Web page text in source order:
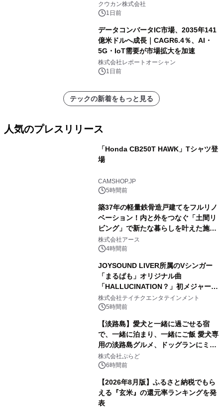
クウカン株式会社
1日前
データコンバータIC市場、2035年141
億米ドルへ成長｜CAGR6.4％、AI・
5G・IoT需要が市場拡大を加速
株式会社レポートオーシャン
1日前
テックの新着をもっと見る
人気のプレスリリース
「Honda CB250T HAWK」Tシャツ登
場
CAMSHOP.JP
5時間前
築37年の軽量鉄骨造戸建てをフルリノ
ベーション！内と外をつなぐ「土間リ
ビング」で新たな暮らしを叶えた施工
事例を株式会社アースが公開
株式会社アース
4時間前
JOYSOUND LIVER所属のVシンガー
「まるぱも」オリジナル曲
「HALLUCINATION？」初メジャー配
信リリース決定！
株式会社テイチクエンタテインメント
5時間前
【淡路島】愛犬と一緒に過ごせる宿
で、一緒に泊まり、一緒にご飯 愛犬専
用の淡路島グルメ、ドッグランにミニ
プール グランピングとトレーラーハウ
スの2施設で
株式会社ぷらど
6時間前
【2026年8月版】ふるさと納税でもら
える『玄米』の還元率ランキングを発
表